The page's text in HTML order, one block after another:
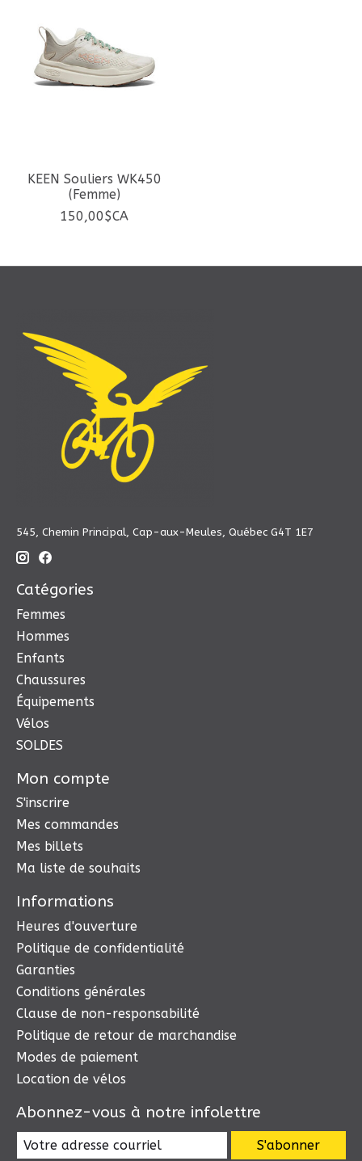
KEEN Souliers WK450
(Femme)
150,00$CA
545, Chemin Principal, Cap-aux-Meules, Québec G4T 1E7
Catégories
Femmes
Hommes
Enfants
Chaussures
Équipements
Vélos
SOLDES
Mon compte
S'inscrire
Mes commandes
Mes billets
Ma liste de souhaits
Informations
Heures d'ouverture
Politique de confidentialité
Garanties
Conditions générales
Clause de non-responsabilité
Politique de retour de marchandise
Modes de paiement
Location de vélos
Abonnez-vous à notre infolettre
S'abonner